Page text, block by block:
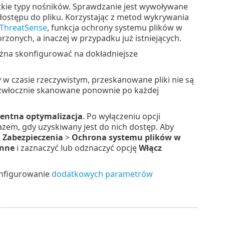
typy nośników. Sprawdzanie jest wywoływane
do pliku. Korzystając z metod wykrywania
ThreatSense, funkcja ochrony systemu plików w
a inaczej w przypadku już istniejących.
skonfigurować na dokładniejsze
czasie rzeczywistym, przeskanowane pliki nie są
skanowane ponownie po każdej
optymalizacja. Po wyłączeniu opcji
gdy uzyskiwany jest do nich dostęp. Aby
Zabezpieczenia > Ochrona systemu plików w
i zaznaczyć lub odznaczyć opcjęWłącz
dodatkowych parametrów